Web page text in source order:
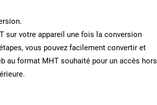
sur votre appareil une fois la conversion
vous pouvez facilement convertir et
au format MHT souhaité pour un accès hors